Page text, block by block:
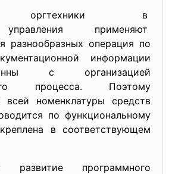
оргтехники в
применяют
разнообразных операция по
информации
с организацией
процесса. Поэтому
всей номенклатуры средств
по функциональному
в соответствующем
развитие программного